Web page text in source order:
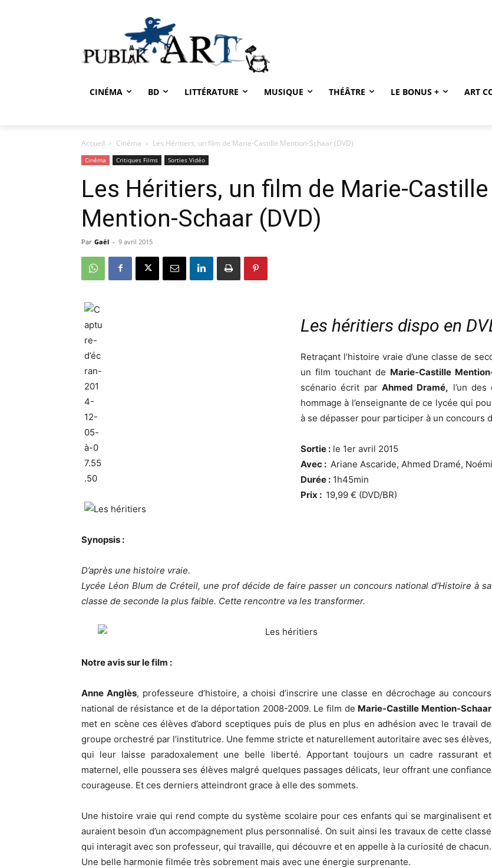
CINÉMA BD LITTÉRATURE MUSIQUE THÉÂTRE LE BONUS + ART
Accueil Cinéma Les Héritiers, un film de Marie-Castille Mention-Schaar (DVD)
Cinéma Critiques Films Sorties Vidéo
Les Héritiers, un film de Marie-Castille
Mention-Schaar (DVD)
Par Gaël - 9 avril 2015
Les héritiers dispo en
Retraçant l’histoire vraie d’une classe de
un film touchant de Marie-Castille
scénario écrit par Ahmed Dramé, l’un
hommage à l’enseignante de ce lycée qui
à se dépasser pour participer à un concours
Sortie : le 1er avril 2015
Avec : Ariane Ascaride, Ahmed Dramé,
Durée : 1h45min
Prix : 19,99 € (DVD/BR)
Synopsis :
D’après une histoire vraie.
Lycée Léon Blum de Créteil, une prof décide de faire passer un concours national d’Histoire à sa
classe de seconde la plus faible. Cette rencontre va les transformer.
Notre avis sur le film :
Anne Anglès, professeure d’histoire, a choisi d’inscrire une classe en décrochage au concours
national de résistance et de la déportation 2008-2009. Le film de Marie-Castille Mention-Schaar
met en scène ces élèves d’abord sceptiques puis de plus en plus en adhésion avec le travail de
groupe orchestré par l’institutrice. Une femme stricte et naturellement autoritaire avec ses élèves,
qui leur laisse paradoxalement une belle liberté. Apportant toujours un cadre rassurant et
maternel, elle poussera ses élèves malgré quelques passages délicats, leur offrant une confiance
courageuse. Et ces derniers atteindront grace à elle des sommets.
Une histoire vraie qui rend compte du système scolaire pour ces enfants qui se marginalisent et
auraient besoin d’un accompagnement plus personnalisé. On suit ainsi les travaux de cette classe
qui interagit avec son professeur, qui travaille, qui découvre et en appelle à la curiosité de chacun.
Une belle harmonie filmée très sobrement mais avec une énergie surprenante.